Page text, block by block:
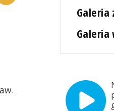
Galeria
Galeria